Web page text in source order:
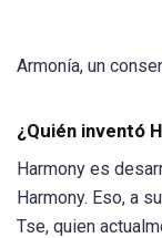
Armonía, un
¿Quién inventó
Harmony es
Harmony. Eso, a
Tse, quien